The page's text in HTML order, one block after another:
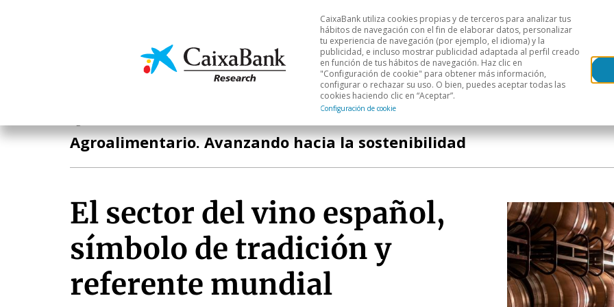
Economía y mercados Análisis sectorial Áreas geográficas
CaixaBank utiliza cookies propias y de terceros para analizar tus
hábitos de navegación con el fin de elaborar datos, personalizar
tu experiencia de navegación (por ejemplo, el idioma) y la
publicidad, e incluso mostrar publicidad adaptada al perfil creado
en función de tus hábitos de navegación. Haz clic en
"Configuración de cookie" para obtener más información,
configurar o rechazar su uso. O bien, puedes aceptar todas las
cookies haciendo clic en “Aceptar”.
Configuración de cookie
Agroalimentario. Avanzando hacia la sostenibilidad
El sector del vino español,
símbolo de tradición y
referente mundial